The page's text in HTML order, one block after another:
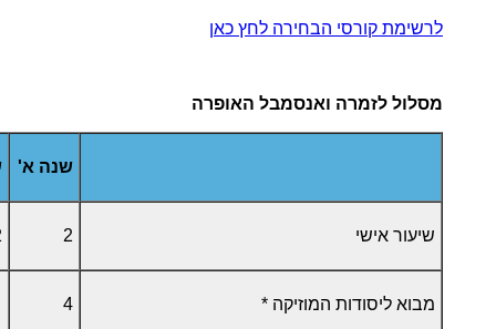
לרשימת קורסי הבחירה לחץ כאן
מסלול לזמרה ואנסמבל האופרה
שנה א'
שיעור אישי 2
מבוא ליסודות המוזיקה * 4